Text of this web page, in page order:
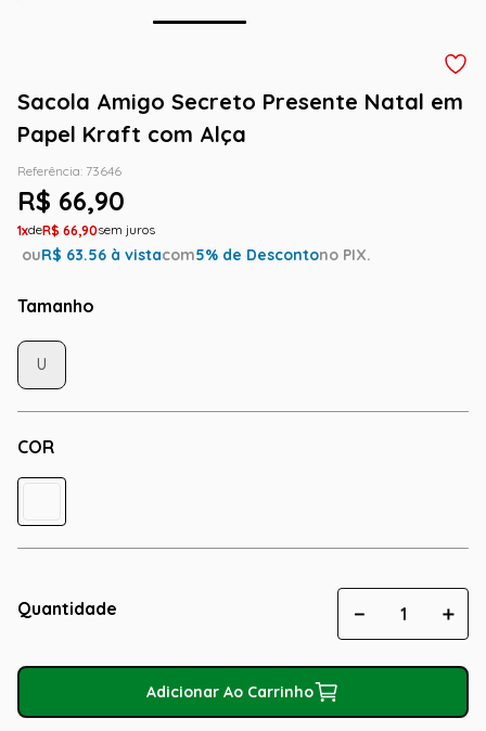
Sacola Amigo Secreto Presente Natal em
Papel Kraft com Alça
Referência: 73646
R$ 66,90
1 R$ 66,90
ouR$ 63.56 à vistacom5% de Descontono PIX.
Tamanho
COR
U
Quantidade ＋
－
Adicionar Ao Carrinho